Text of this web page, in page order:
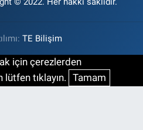
TE Bilişim
için çerezlerden
tıklayın. Tamam